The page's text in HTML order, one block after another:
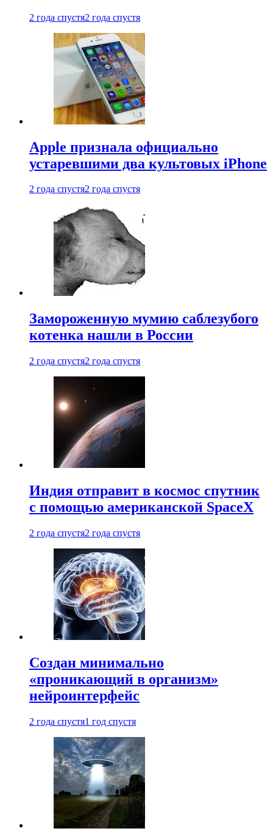
2 года спустя2 года спустя
Apple признала официально
устаревшими два культовых iPhone
2 года спустя2 года спустя
Замороженную мумию саблезубого
котенка нашли в России
2 года спустя2 года спустя
Индия отправит в космос спутник
с помощью американской SpaceX
2 года спустя2 года спустя
Создан минимально
«проникающий в организм»
нейроинтерфейс
2 года спустя1 год спустя